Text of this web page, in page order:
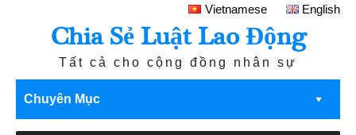
Vietnamese English
Chia Sẻ Luật Lao Động
Tất cả cho cộng đồng nhân sự
Chuyên Mục